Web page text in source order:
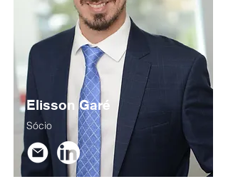
Elisson Garé
Sócio